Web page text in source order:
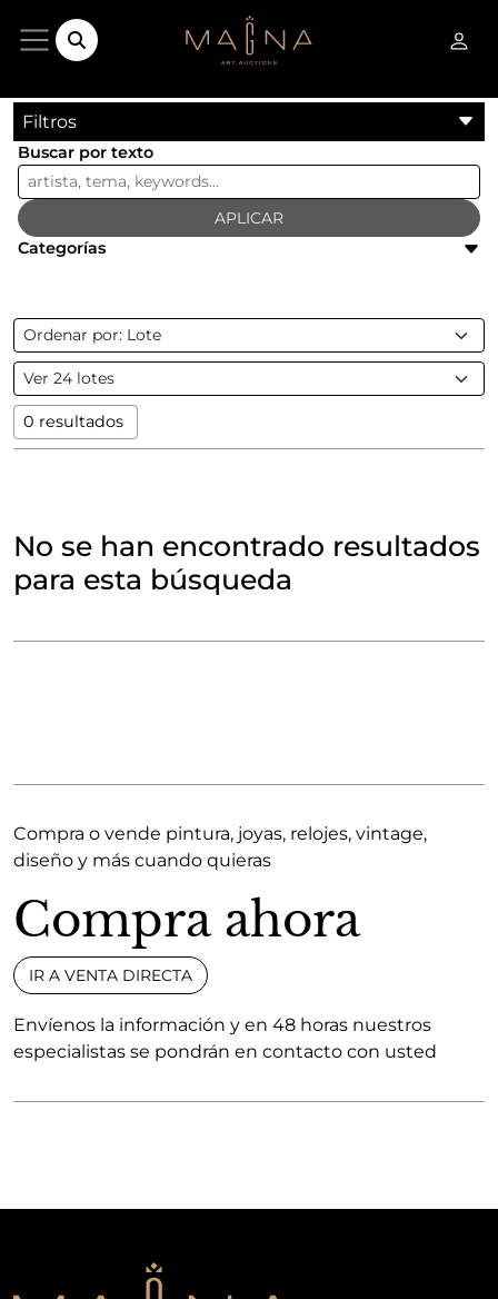
Filtros
Buscar por texto
APLICAR
Categorías
0 resultados
No se han encontrado resultados
para esta búsqueda
Compra o vende pintura, joyas, relojes, vintage,
diseño y más cuando quieras
Compra ahora
IR A VENTA DIRECTA
Envíenos la información y en 48 horas nuestros
especialistas se pondrán en contacto con usted